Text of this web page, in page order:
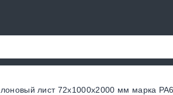
лист 72х1000х2000 мм марка PA6